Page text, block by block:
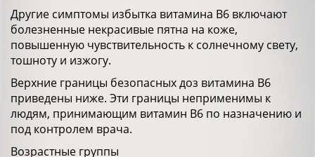
Другие симптомы избытка витамина В6 включают
болезненные некрасивые пятна на коже,
повышенную чувствительность к солнечному свету,
тошноту и изжогу.
Верхние границы безопасных доз витамина В6
приведены ниже. Эти границы неприменимы к
людям, принимающим витамин В6 по назначению и
под контролем врача.
Возрастные группы